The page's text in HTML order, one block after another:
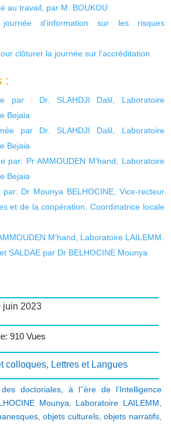
au travail, par M. BOUKOU
d’information sur les risques
clôturer la journée sur l’accréditation
:
par : Dr. SLAHDJI Dalil, Laboratoire
Bejaia
par Dr. SLAHDJI Dalil, Laboratoire
Bejaia
par: Pr AMMOUDEN M’hand, Laboratoire
Bejaia
Dr Mounya BELHOCINE, Vice-recteur
et de la coopération, Coordinatrice locale
M’hand, Laboratoire LAILEMM.
SALDAE par Dr BELHOCINE Mounya
juin 2023
910 Vues
colloques, Lettres et Langues
doctoriales
à l’’ère de l’Intelligence
Mounya Laboratoire LAILEMM
, objets culturels, objets narratifs,